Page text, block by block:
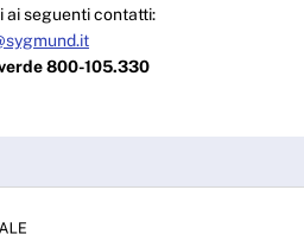
ai seguenti contatti:
800-105.330